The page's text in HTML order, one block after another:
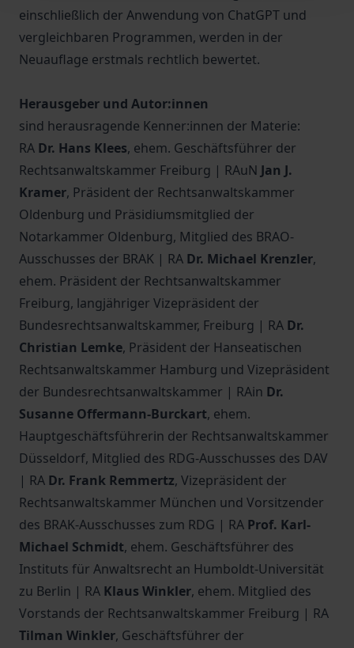
einschließlich der Anwendung von ChatGPT und
vergleichbaren Programmen, werden in der
Neuauflage erstmals rechtlich bewertet.
Herausgeber und Autor:innen
sind herausragende Kenner:innen der Materie:
RA Dr. Hans Klees, ehem. Geschäftsführer der
Rechtsanwaltskammer Freiburg | RAuN Jan J.
Kramer, Präsident der Rechtsanwaltskammer
Oldenburg und Präsidiumsmitglied der
Notarkammer Oldenburg, Mitglied des BRAO-
Ausschusses der BRAK | RA Dr. Michael Krenzler,
ehem. Präsident der Rechtsanwaltskammer
Freiburg, langjähriger Vizepräsident der
Bundesrechtsanwaltskammer, Freiburg | RA Dr.
Christian Lemke, Präsident der Hanseatischen
Rechtsanwaltskammer Hamburg und Vizepräsident
der Bundesrechtsanwaltskammer | RAin Dr.
Susanne Offermann-Burckart, ehem.
Hauptgeschäftsführerin der Rechtsanwaltskammer
Düsseldorf, Mitglied des RDG-Ausschusses des DAV
| RA Dr. Frank Remmertz, Vizepräsident der
Rechtsanwaltskammer München und Vorsitzender
des BRAK-Ausschusses zum RDG | RA Prof. Karl-
Michael Schmidt, ehem. Geschäftsführer des
Instituts für Anwaltsrecht an Humboldt-Universität
zu Berlin | RA Klaus Winkler, ehem. Mitglied des
Vorstands der Rechtsanwaltskammer Freiburg | RA
Tilman Winkler, Geschäftsführer der